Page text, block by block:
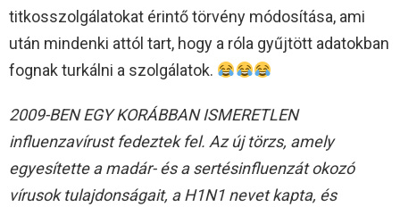
titkosszolgálatokat érintő törvény módosítása, ami
után mindenki attól tart, hogy a róla gyűjtött adatokban
fognak turkálni a szolgálatok.
2009-BEN EGY KORÁBBAN ISMERETLEN
influenzavírust fedeztek fel. Az új törzs, amely
egyesítette a madár- és a sertésinfluenzát okozó
vírusok tulajdonságait, a H1N1 nevet kapta, és